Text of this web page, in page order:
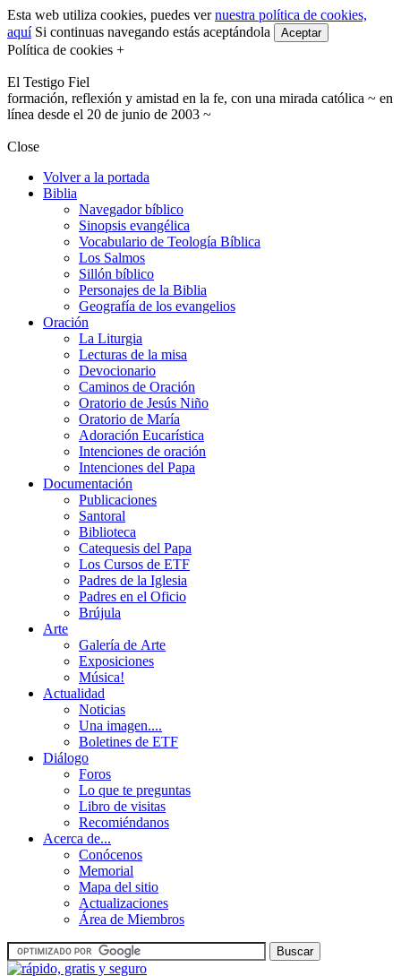
Esta web utiliza cookies, puedes vernuestra política de cookies,
aquíSi continuas navegando estás aceptándola Aceptar
Política de cookies +
El Testigo Fiel
formación, reflexión y amistad en la fe, con una mirada católica ~ en
línea desde el 20 de junio de 2003 ~
Close
Volver a la portada
Biblia
Navegador bíblico
Sinopsis evangélica
Vocabulario de Teología Bíblica
Los Salmos
Sillón bíblico
Personajes de la Biblia
Geografía de los evangelios
Oración
La Liturgia
Lecturas de la misa
Devocionario
Caminos de Oración
Oratorio de Jesús Niño
Oratorio de María
Adoración Eucarística
Intenciones de oración
Intenciones del Papa
Documentación
Publicaciones
Santoral
Biblioteca
Catequesis del Papa
Los Cursos de ETF
Padres de la Iglesia
Padres en el Oficio
Brújula
Arte
Galería de Arte
Exposiciones
Música!
Actualidad
Noticias
Una imagen....
Boletines de ETF
Diálogo
Foros
Lo que te preguntas
Libro de visitas
Recomiéndanos
Acerca de...
Conócenos
Memorial
Mapa del sitio
Actualizaciones
Área de Miembros